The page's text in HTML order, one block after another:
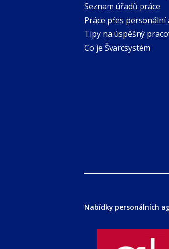
Seznam úřadů práce
Práce přes
Tipy na úspěšný
Co je Švarcsystém
Nabídky personálních